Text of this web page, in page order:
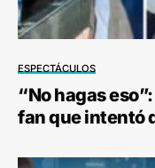
ESPECTÁCULOS
“No hagas
fan que intentó